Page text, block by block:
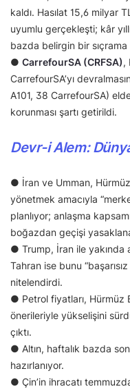
kaldı. Hasılat 15,6 milyar
uyumlu gerçekleşti; kâr
bazda belirgin bir
● CarrefourSA (CRFSA),
CarrefourSA’yı
A101, 38 CarrefourSA)
korunması şartı getirildi.
Devr-i Alem:
● İran ve Umman,
yönetmek amacıyla
planlıyor; anlaşma
boğazdan geçişi
● Trump, İran ile yakında
Tahran ise bunu
nitelendirdi.
● Petrol fiyatları, Hürmüz
önerileriyle yükselişini
çıktı.
● Altın, haftalık bazda
hazırlanıyor.
● Çin’in ihracatı